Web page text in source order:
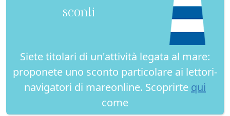
sconti
Siete titolari di un'attività legata al mare:
proponete uno sconto particolare ai lettori-
navigatori di mareonline. Scoprirte qui
come